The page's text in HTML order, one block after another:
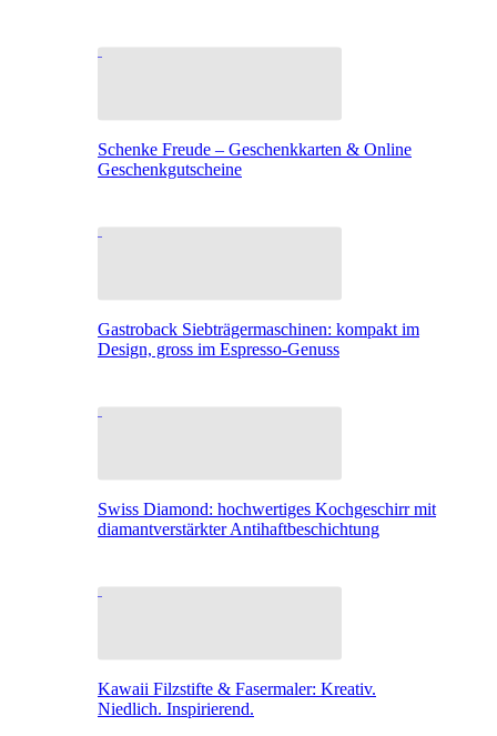
Schenke Freude – Geschenkkarten & Online
Geschenkgutscheine
Gastroback Siebträgermaschinen: kompakt im
Design, gross im Espresso-Genuss
Swiss Diamond: hochwertiges Kochgeschirr mit
diamantverstärkter Antihaftbeschichtung
Kawaii Filzstifte & Fasermaler: Kreativ.
Niedlich. Inspirierend.